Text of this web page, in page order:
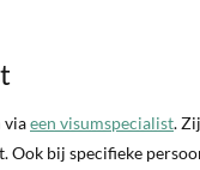
viaeen visumspecialist.
Ook bij specifieke